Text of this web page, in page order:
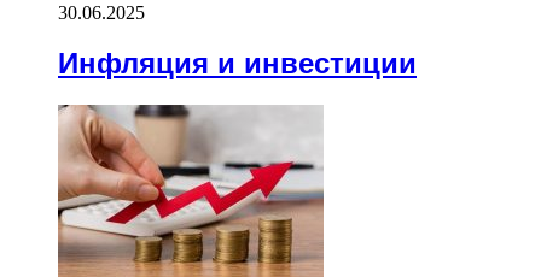
30.06.2025
Инфляция и инвестиции